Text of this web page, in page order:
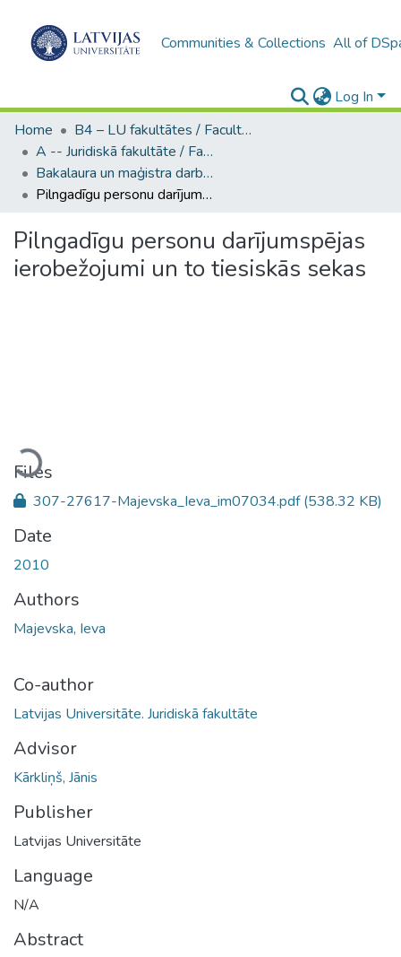
Communities & Collections All of
Log In
Home
B4 – LU fakultātes / Faculties of the UL
A -- Juridiskā fakultāte / Faculty of Law
Bakalaura un maģistra darbi (JF) / Bachelor's and Master's theses
Pilngadīgu personu darījumspējas ierobežojumi un to tiesiskās sekas
Pilngadīgu personu darījumspējas
ierobežojumi un to tiesiskās sekas
Loading...
Files
307-27617-Majevska_Ieva_im07034.pdf(538.32 KB)
Date
2010
Authors
Majevska, Ieva
Co-author
Latvijas Universitāte. Juridiskā fakultāte
Advisor
Kārkliņš, Jānis
Publisher
Latvijas Universitāte
Language
N/A
Abstract